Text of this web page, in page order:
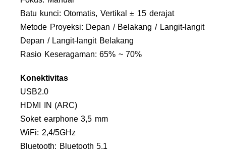
Batu kunci: Otomatis, Vertikal ± 15 derajat
Metode Proyeksi: Depan / Belakang / Langit-langit
Depan / Langit-langit Belakang
Rasio Keseragaman: 65% ~ 70%
Konektivitas
USB2.0
HDMI IN (ARC)
Soket earphone 3,5 mm
WiFi: 2,4/5GHz
Bluetooth: Bluetooth 5.1